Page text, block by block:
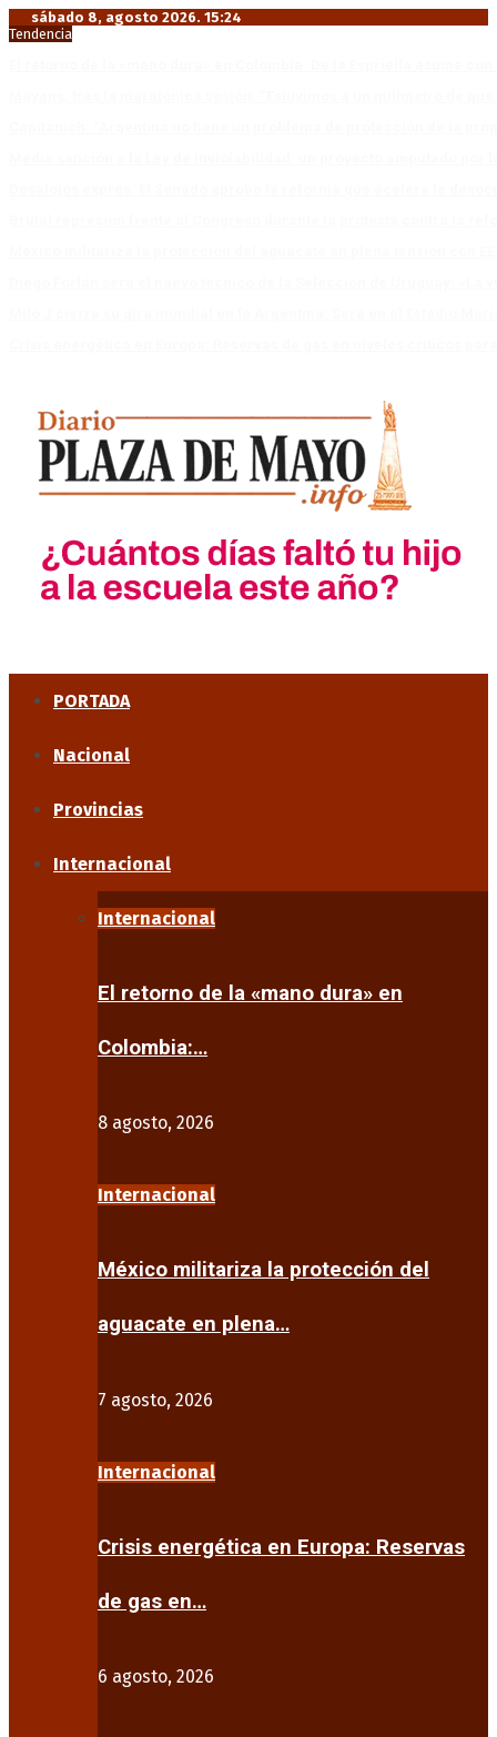
sábado 8, agosto 2026. 15:24
Tendencia
PORTADA
Nacional
Provincias
Internacional
Internacional
El retorno de la «mano dura» en
Colombia:…
8 agosto, 2026
Internacional
México militariza la protección del
aguacate en plena…
7 agosto, 2026
Internacional
Crisis energética en Europa: Reservas
de gas en…
6 agosto, 2026